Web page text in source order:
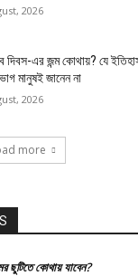
2026
দিবস-এর জন্ম কোথায়? যে
মানুষই জানেন না
2026
more
ছুটিতে কোথায় যাবেন?